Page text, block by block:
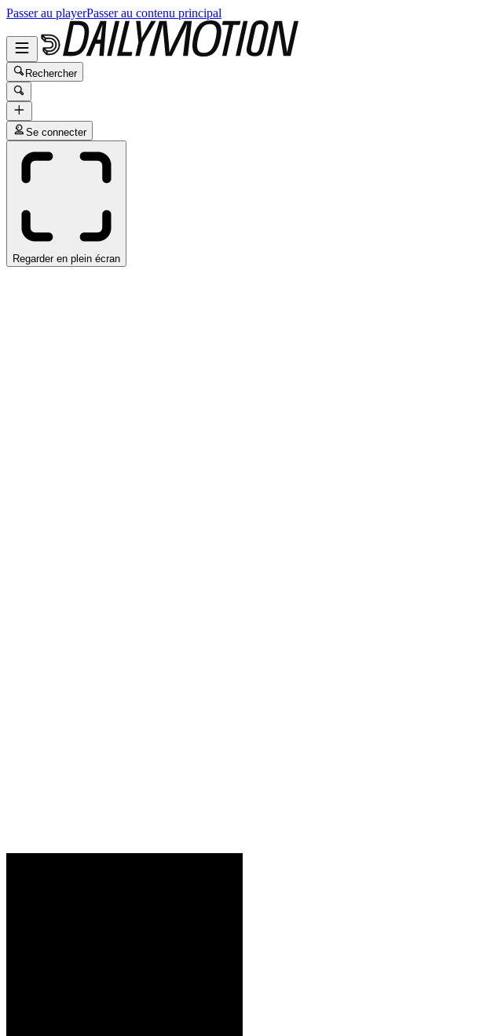
Passer au playerPasser au contenu principal
Rechercher
Se connecter
Regarder en plein écran